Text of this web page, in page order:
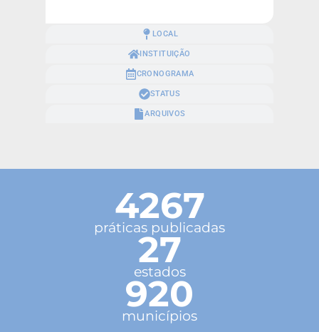
LOCAL
INSTITUIÇÃO
CRONOGRAMA
STATUS
ARQUIVOS
4267
práticas publicadas
27
estados
920
municípios